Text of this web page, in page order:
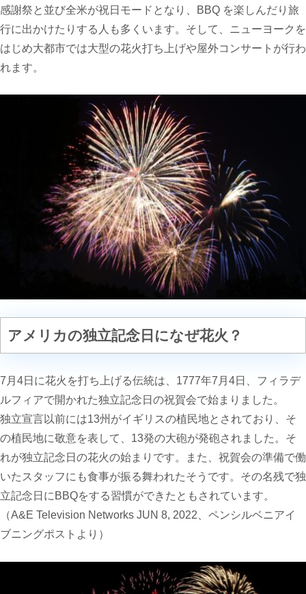
感謝祭と並び全米が祝日モードとなり、
BBQ を楽しんだり旅
行に出かけたりする人も多くいます。そして、ニューヨークを
はじめ大都市では大型の花火打ち上げや屋外コンサートが行わ
れます。
アメリカの独立記念日になぜ花火？
7月4日に花火を打ち上げる伝統は、1777年7月4日、 フィラデ
ルフィアで開かれた独立記念日の祝賀会で始まりました。
独立宣言以前には13州がイギリスの植民地とされており、そ
の植民地に敬意を表して、 13発の大砲が発砲されました。そ
れが独立記念日の花火の始まりです。
また、祝賀会の準備で働
いたスタッフにも食事が振る舞われたそうです。その名残で独
立記念日に BBQをする習慣ができたともされています。
（A&E Television Networks JUN 8, 2022、 ペンシルベニアイ
ブニングポストより）